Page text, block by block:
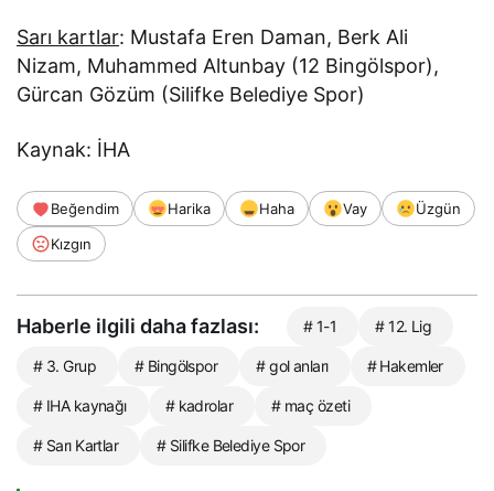
Sarı kartlar: Mustafa Eren Daman, Berk Ali
Nizam, Muhammed Altunbay (12 Bingölspor),
Gürcan Gözüm (Silifke Belediye Spor)
Kaynak: İHA
Beğendim Harika Haha Vay
Üzgün
Kızgın
Haberle ilgili daha fazlası: # 1-1 # 12. Lig
# 3. Grup # Bingölspor # gol anları # Hakemler
# IHA kaynağı # kadrolar # maç özeti
# Sarı Kartlar # Silifke Belediye Spor